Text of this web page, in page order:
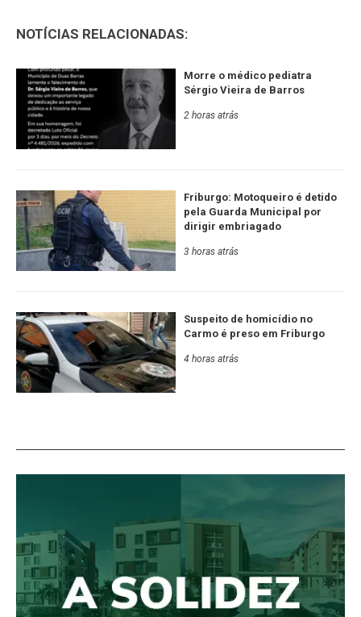
NOTÍCIAS RELACIONADAS:
Morre o médico pediatra
Sérgio Vieira de Barros
2 horas atrás
Friburgo: Motoqueiro é detido
pela Guarda Municipal por
dirigir embriagado
3 horas atrás
Suspeito de homicídio no
Carmo é preso em Friburgo
4 horas atrás